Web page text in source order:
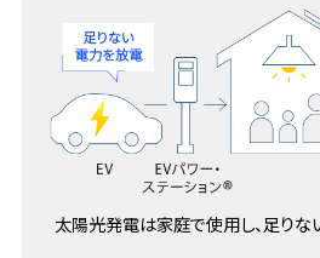
太陽光発電は家庭で使用し、足りな